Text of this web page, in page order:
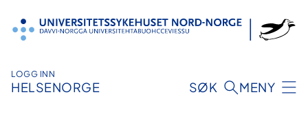
innhold
LOGG INN
HELSENORGE SØK MENY